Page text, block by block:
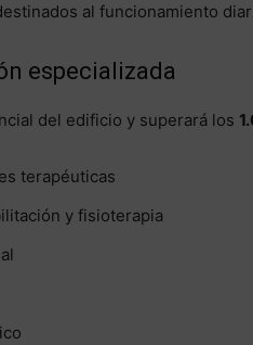
al funcionamiento
especializada
del edificio y superará los
terapéuticas
y fisioterapia